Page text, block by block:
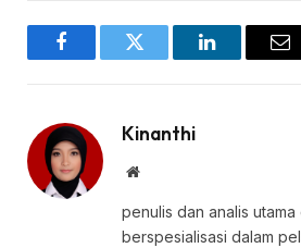
FacebookTwitter LinkedIn
Kinanthi
Website
penulis dan analis utama
berspesialisasi dalam